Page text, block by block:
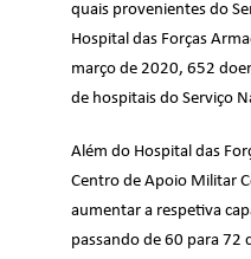
quais provenientes do
Hospital das Forças
março de 2020, 652
de hospitais do Serviço
Além do Hospital das
Centro de Apoio Militar
aumentar a respetiva
passando de 60 para 72